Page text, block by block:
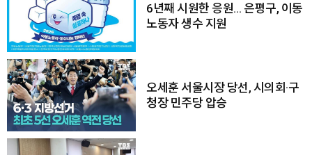
6년째 시원한 응원… 은평구, 이동
노동자 생수 지원
오세훈 서울시장 당선, 시의회·구
청장 민주당 압승